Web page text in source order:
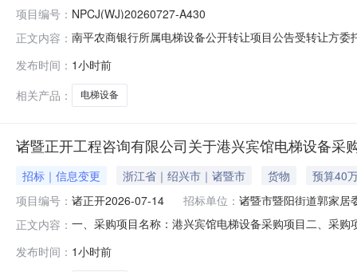
项目编号： NPCJ(WJ)20260727-A430
正文内容： 南平农商银行所属电梯设备公开转让项目公告受转让方
并取得相关单位备案审核。2.本项目广泛征集竞标人，
公司所属的杭
发布时间： 1小时前
相关产品：
电梯设备
诸暨正开工程咨询有限公司关于港兴宾馆电梯设备采
招标｜信息变更 浙江省｜绍兴市｜诸暨市 货物
预算40
项目编号： 诸正开2026-07-14 招标单位： 诸暨市暨阳街道郭家居
正文内容： 一、采购项目名称：港兴宾馆电梯设备采购项目二、采
称：诸暨正开工程咨询有限公司联系人：方工联系电话
发布时间： 1小时前